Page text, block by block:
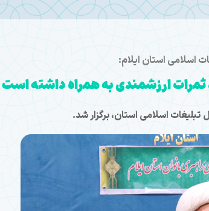
اسلامی استان ایلام:
ثمرات ارزشمندی به همراه داشته است
اسلامی استان، برگزار شد.